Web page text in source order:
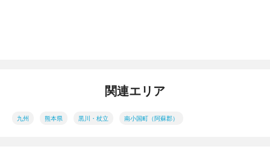
関連エリア
九州 熊本県 黒川・杖立 南小国町（阿蘇郡）